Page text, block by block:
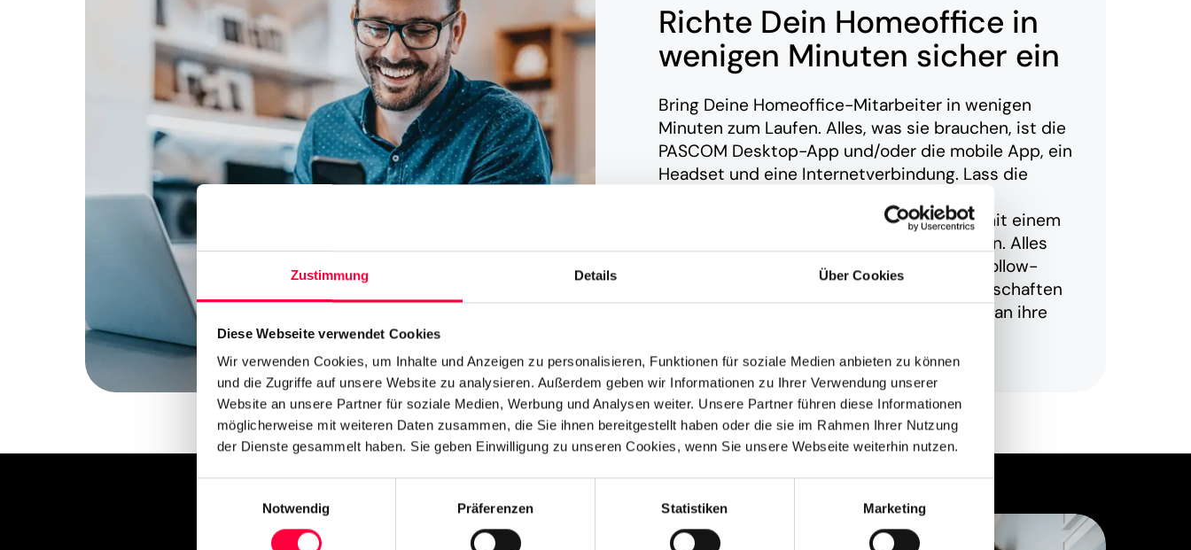
Zustimmung Details Über Cookies
Diese Webseite verwendet Cookies
Wir verwenden Cookies, um Inhalte und Anzeigen zu personalisieren, Funktionen für soziale Medien anbieten zu können
und die Zugriffe auf unsere Website zu analysieren. Außerdem geben wir Informationen zu Ihrer Verwendung unserer
Website an unsere Partner für soziale Medien, Werbung und Analysen weiter. Unsere Partner führen diese Informationen
möglicherweise mit weiteren Daten zusammen, die Sie ihnen bereitgestellt haben oder die sie im Rahmen Ihrer Nutzung
der Dienste gesammelt haben. Sie geben Einwilligung zu unseren Cookies, wenn Sie unsere Webseite weiterhin nutzen.
Notwendig
Präferenzen Statistiken Marketing
Richte Dein Homeoffice in
wenigen Minuten sicher ein
Bring Deine Homeoffice-Mitarbeiter in wenigen
Minuten zum Laufen. Alles, was sie brauchen, ist die
PASCOM Desktop-App und/oder die mobile App, ein
Headset und eine Internetverbindung. Lass die
konfigurieren und ermögliche ihnen, sich mit einem
einzigen Klick in ihr Homeoffice einzuloggen. Alles
andere – von bevorzugten Geräten und „Follow-
Me“-Einstellungen bis hin zu Teammitgliedschaften
und Arbeitsbereichen – wird automatisch an ihre